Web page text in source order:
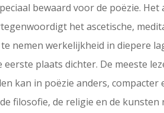
bewaard voor de poëzie.
het ascetische,
nemen werkelijkheid in diepere
eerste plaats dichter. De meeste
kan in poëzie anders,
filosofie, de religie en de